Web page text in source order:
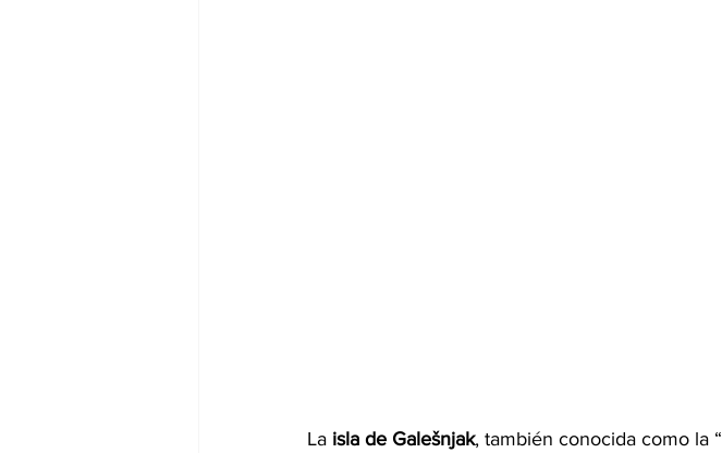
La isla de Galešnjak, también conocida como la “